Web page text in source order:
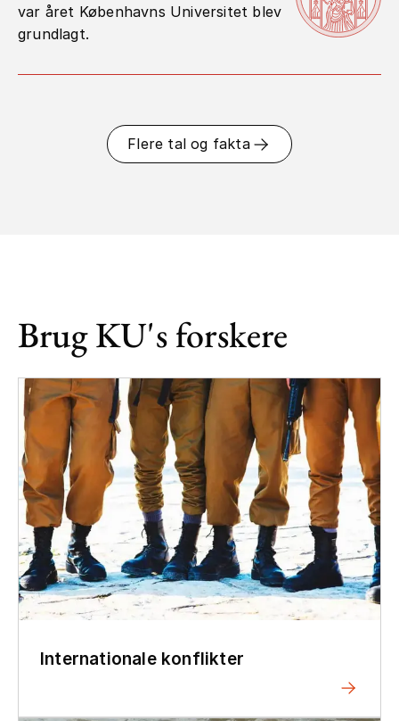
var året Københavns Universitet blev
grundlagt.
Flere tal og fakta
Brug KU's forskere
Internationale konflikter